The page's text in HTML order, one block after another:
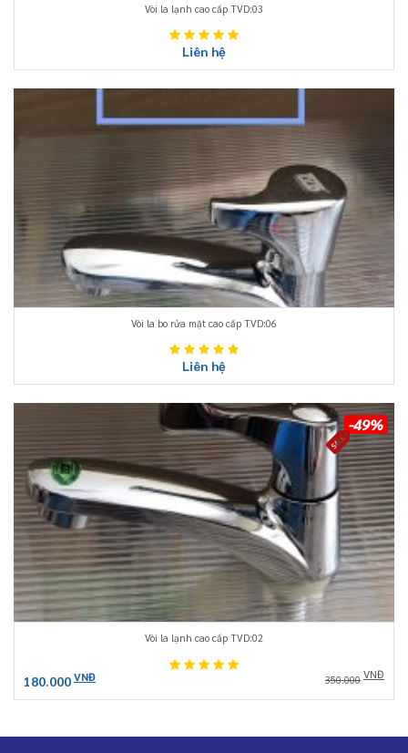
Vòi la lạnh cao cấp TVD:03
Liên hệ
Vòi la bo rửa mặt cao cấp TVD:06
Liên hệ
-49%
Vòi la lạnh cao cấp TVD:02
180.000VNĐ 350.000 VNĐ